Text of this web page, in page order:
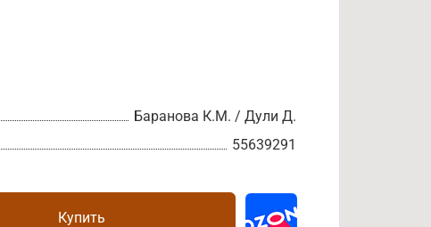
Баранова К.М. / Дули Д.
55639291
Купить